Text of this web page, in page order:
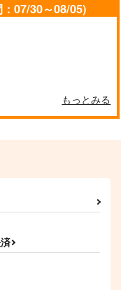
サンプル
944円
07/30～08/05)
もっとみる